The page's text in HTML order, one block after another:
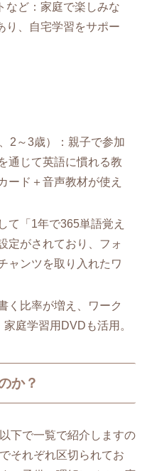
など：家庭で楽しみな
り、自宅学習をサポー
2～3歳）：親子で参加
通じて英語に慣れる教
ード＋音声教材が使え
て「1年で365単語覚え
定がされており、フォ
ャンツを取り入れたワ
く比率が増え、ワーク
庭学習用DVDも活用。
か？
下で一覧で紹介しますの
それぞれ区切られてお